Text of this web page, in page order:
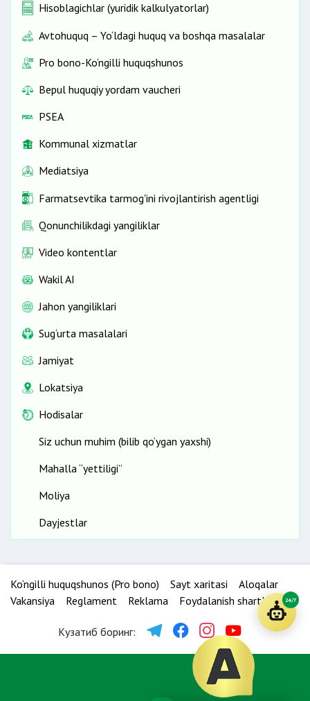
Hisoblagichlar (yuridik kalkulyatorlar)
Avtohuquq – Yo‘ldagi huquq va boshqa masalalar
Pro bono-Ko‘ngilli huquqshunos
Bepul huquqiy yordam vaucheri
PSEA
Kommunal xizmatlar
Mediatsiya
Farmatsevtika tarmog'ini rivojlantirish agentligi
Qonunchilikdagi yangiliklar
Video kontentlar
Wakil AI
Jahon yangiliklari
Sug‘urta masalalari
Jamiyat
Lokatsiya
Hodisalar
Siz uchun muhim (bilib qo‘ygan yaxshi)
Mahalla “yettiligi”
Moliya
Dayjestlar
Ko‘ngilli huquqshunos (Pro bono) Sayt xaritasi
Aloqalar
Vakansiya
Reglament Reklama Foydalanish shartlari
Кузатиб боринг:
24/7